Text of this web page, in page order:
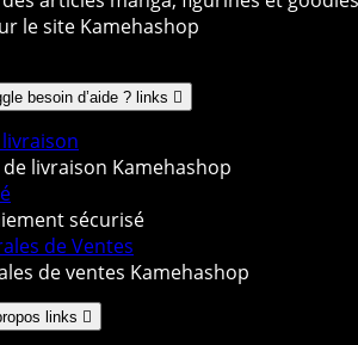
le site Kamehashop
besoin d’aide ? links 
livraison Kamehashop
sécurisé
de Ventes
de ventes Kamehashop
links 